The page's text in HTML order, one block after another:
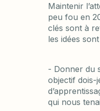
Maintenir
peu fou en
clés sont à
les idées
- Donner du
objectif dois-
qui nous